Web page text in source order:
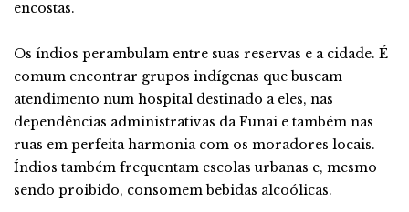
encostas.
Os índios perambulam entre suas reservas e a cidade. É
comum encontrar grupos indígenas que buscam
atendimento num hospital destinado a eles, nas
dependências administrativas da Funai e também nas
ruas em perfeita harmonia com os moradores locais.
Índios também frequentam escolas urbanas e, mesmo
sendo proibido, consomem bebidas alcoólicas.